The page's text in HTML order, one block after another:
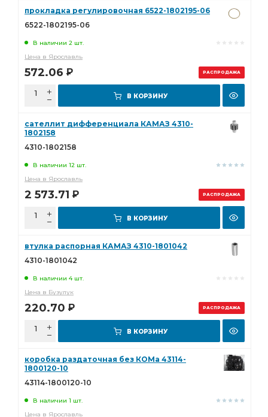
РАСПРОДАЖА
прокладка регулировочная 6522-1802195-06
6522-1802195-06
В наличии 2 шт.
Цена в Ярославль
572.06 Р
В КОРЗИНУ
РАСПРОДАЖА
сателлит дифференциала КАМАЗ 4310-
1802158
4310-1802158
В наличии 12 шт.
Цена в Ярославль
2 573.71 Р
В КОРЗИНУ
РАСПРОДАЖА
втулка распорная КАМАЗ 4310-1801042
4310-1801042
В наличии 4 шт.
Цена в Бузулук
220.70 Р
В КОРЗИНУ
коробка раздаточная без КОМа 43114-
1800120-10
43114-1800120-10
В наличии 1 шт.
Цена в Ярославль